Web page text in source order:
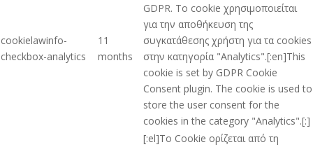
cookielawinfo-
checkbox-analytics
11
months
GDPR. Το cookie χρησιμοποιείται
για την αποθήκευση της
συγκατάθεσης χρήστη για τα cookies
στην κατηγορία "Analytics".[:en]This
cookie is set by GDPR Cookie
Consent plugin. The cookie is used to
store the user consent for the
cookies in the category "Analytics".[:]
[:el]Το Cookie ορίζεται από τη